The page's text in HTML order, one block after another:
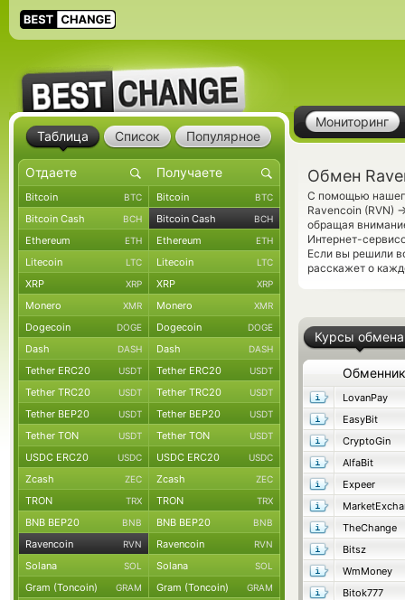
Мониторинг
Обмен
С помощью
Ravencoin (RVN)
обращая
Интернет-
Если вы решили
расскажет о
Курсы обмена
Обменник
LovanPay
EasyBit
CryptoGin
AlfaBit
Expeer
TheChange
Bitsz
WmMoney
Bitok777
Таблица Список Популярное
Bitcoin BTC Bitcoin BTC
Bitcoin Cash BCH Bitcoin Cash BCH
Ethereum ETH Ethereum ETH
Litecoin LTC Litecoin LTC
XRP XRP XRP XRP
Monero XMR Monero XMR
Dogecoin DOGE Dogecoin DOGE
Dash DASH Dash DASH
Tether ERC20 USDT Tether ERC20 USDT
Tether TRC20 USDT Tether TRC20 USDT
Tether BEP20 USDT Tether BEP20 USDT
Tether TON USDT Tether TON USDT
USDC ERC20 USDC USDC ERC20 USDC
Zcash ZEC Zcash ZEC
TRON TRX TRON TRX
BNB BEP20 BNB BNB BEP20 BNB
Ravencoin RVN Ravencoin RVN
Solana SOL Solana SOL
Gram (Toncoin) GRAM Gram (Toncoin) GRAM